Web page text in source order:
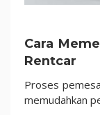
Cara
Rentcar
Proses
memudahkan